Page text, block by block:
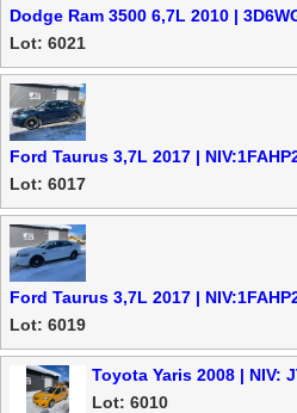
Dodge Ram 3500 6,7L 2010 |
Lot: 6021
Ford Taurus 3,7L 2017 |
Lot: 6017
Ford Taurus 3,7L 2017 |
Lot: 6019
Toyota Yaris 2008 | NIV:
Lot: 6010